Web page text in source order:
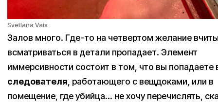
Svetlana Vais
Залов много. Где-то на четвертом желание
всматриваться в детали пропадает. Элемент
иммерсивности состоит в том, что вы попадаете
следователя , работающего с вещдоками, или в
помещение, где убийца… не хочу перечислять,